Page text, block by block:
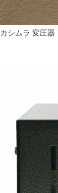
カシムラ 変圧